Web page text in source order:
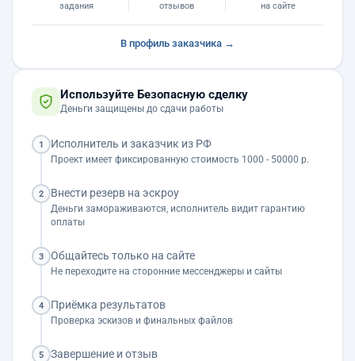
задания отзывов на сайте
В профиль заказчика →
Используйте Безопасную сделку
Деньги защищены до сдачи работы
1 Исполнитель и заказчик из РФ
Проект имеет фиксированную стоимость 1000 - 50000 р.
2 Внести резерв на эскроу
Деньги замораживаются, исполнитель видит гарантию
оплаты
3 Общайтесь только на сайте
Не переходите на сторонние мессенджеры и сайты
4 Приёмка результатов
Проверка эскизов и финальных файлов
5 Завершение и отзыв